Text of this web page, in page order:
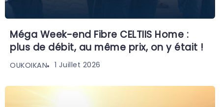
Méga Week-end Fibre CELTIIS Home :
plus de débit, au même prix, on y était !
OUKOIKAN 1 Juillet 2026